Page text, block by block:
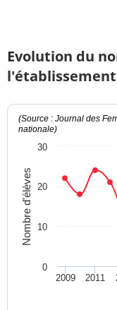
Evolution du
l'établissement
Nombre d'élèves
(Source : Journal des
nationale)
2009 2011
10
20
0
30